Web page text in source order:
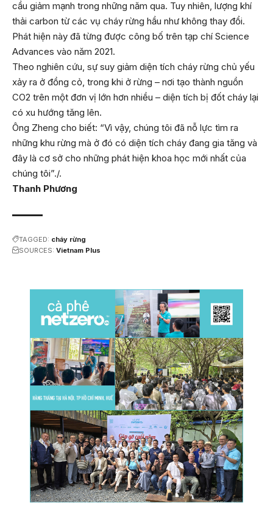
cầu giảm mạnh trong những năm qua. Tuy nhiên, lượng khí
thải carbon từ các vụ cháy rừng hầu như không thay đổi.
Phát hiện này đã từng được công bố trên tạp chí Science
Advances vào năm 2021.
Theo nghiên cứu, sự suy giảm diện tích cháy rừng chủ yếu
xảy ra ở đồng cỏ, trong khi ở rừng – nơi tạo thành nguồn
CO2 trên một đơn vị lớn hơn nhiều – diện tích bị đốt cháy lại
có xu hướng tăng lên.
Ông Zheng cho biết: “Vì vậy, chúng tôi đã nỗ lực tìm ra
những khu rừng mà ở đó có diện tích cháy đang gia tăng và
đây là cơ sở cho những phát hiện khoa học mới nhất của
chúng tôi”./.
Thanh Phương
TAGGED: cháy rừng
SOURCES: Vietnam Plus